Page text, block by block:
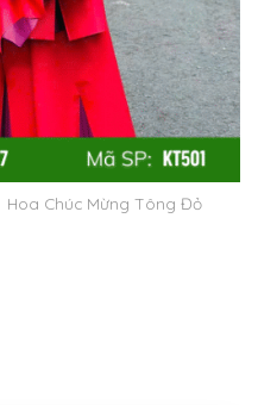
Hoa Chúc Mừng Tông Đỏ